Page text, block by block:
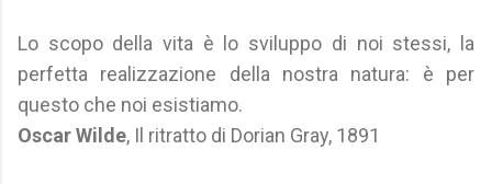
Lo scopo della vita è lo sviluppo di noi stessi, la
perfetta realizzazione della nostra natura: è per
questo che noi esistiamo.
Oscar Wilde, Il ritratto di Dorian Gray, 1891